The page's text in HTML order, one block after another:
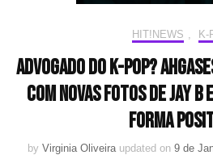
HIT!NEWS K-
Advogado do K-pop?
com novas fotos de Jay
forma
by Virginia Oliveira updated on 9 de